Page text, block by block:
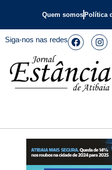
Quem somos Política
Siga-nos nas redes